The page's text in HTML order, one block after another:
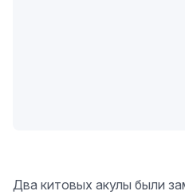
Два китовых акулы были